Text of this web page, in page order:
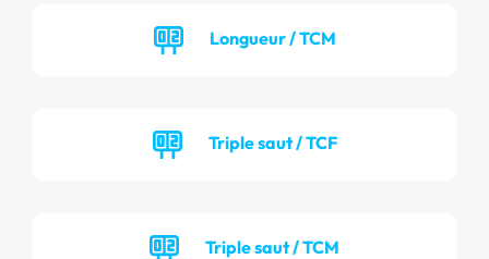
Longueur / TCM
Triple saut / TCF
Triple saut / TCM